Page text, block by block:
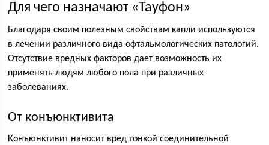
Для чего назначают «Тауфон»
Благодаря своим полезным свойствам капли используются
в лечении различного вида офтальмологических патологий.
Отсутствие вредных факторов дает возможность их
применять людям любого пола при различных
заболеваниях.
От конъюнктивита
Конъюнктивит наносит вред тонкой соединительной